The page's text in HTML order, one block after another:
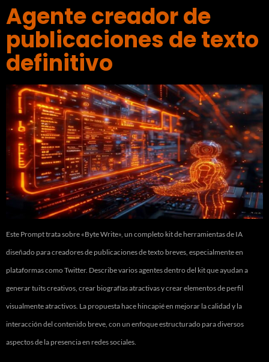
Agente creador de
publicaciones de texto
definitivo
Este Prompt trata sobre «Byte Write», un completo kit de herramientas de IA
diseñado para creadores de publicaciones de texto breves, especialmente en
plataformas como Twitter. Describe varios agentes dentro del kit que ayudan a
generar tuits creativos, crear biografías atractivas y crear elementos de perfil
visualmente atractivos. La propuesta hace hincapié en mejorar la calidad y la
interacción del contenido breve, con un enfoque estructurado para diversos
aspectos de la presencia en redes sociales.